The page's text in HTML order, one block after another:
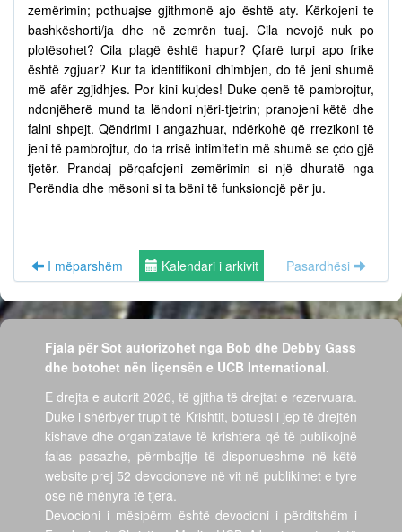
zemërimin; pothuajse gjithmonë ajo është aty. Kërkojeni te
bashkëshorti/ja dhe në zemrën tuaj. Cila nevojë nuk po
plotësohet? Cila plagë është hapur? Çfarë turpi apo frike
është zgjuar? Kur ta identifikoni dhimbjen, do të jeni shumë
më afër zgjidhjes. Por kini kujdes! Duke qenë të pambrojtur,
ndonjëherë mund ta lëndoni njëri-tjetrin; pranojeni këtë dhe
falni shpejt. Qëndrimi i angazhuar, ndërkohë që rrezikoni të
jeni të pambrojtur, do ta rrisë intimitetin më shumë se çdo gjë
tjetër. Prandaj përqafojeni zemërimin si një dhuratë nga
Perëndia dhe mësoni si ta bëni të funksionojë për ju.
I mëparshëm Kalendari i arkivit Pasardhësi
Fjala për Sot autorizohet nga Bob dhe Debby Gass
dhe botohet nën liçensën e UCB International.
E drejta e autorit 2026, të gjitha të drejtat e rezervuara.
Duke i shërbyer trupit të Krishtit, botuesi i jep të drejtën
kishave dhe organizatave të krishtera që të publikojnë
falas pasazhe, përmbajtje të disponueshme në këtë
website prej 52 devocioneve në vit në publikimet e tyre
ose në mënyra të tjera.
Devocioni i mësipërm është devocioni i përditshëm i